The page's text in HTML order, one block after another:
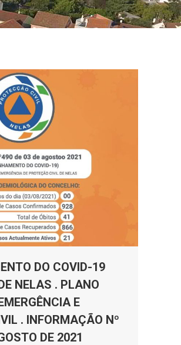
DO COVID-19
NELAS . PLANO
E
. INFORMAÇÃO Nº
DE 2021